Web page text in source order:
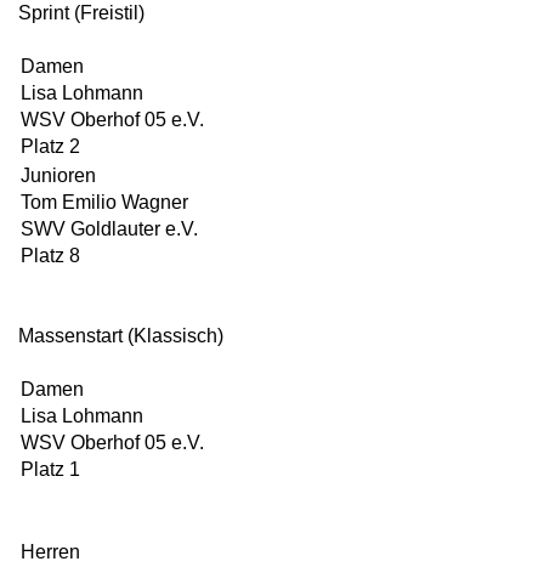
Sprint (Freistil)
Damen
Lisa Lohmann
WSV Oberhof 05 e.V.
Platz 2
Junioren
Tom Emilio Wagner
SWV Goldlauter e.V.
Platz 8
Massenstart (Klassisch)
Damen
Lisa Lohmann
WSV Oberhof 05 e.V.
Platz 1
Herren